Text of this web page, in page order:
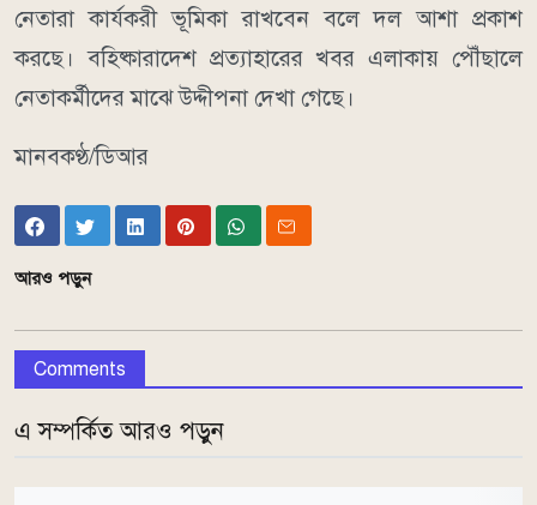
নেতারা কার্যকরী ভূমিকা রাখবেন বলে দল আশা প্রকাশ
করছে। বহিষ্কারাদেশ প্রত্যাহারের খবর এলাকায় পৌঁছালে
নেতাকর্মীদের মাঝে উদ্দীপনা দেখা গেছে।
মানবকণ্ঠ/ডিআর
আরও পড়ুন
Comments
এ সম্পর্কিত আরও পড়ুন